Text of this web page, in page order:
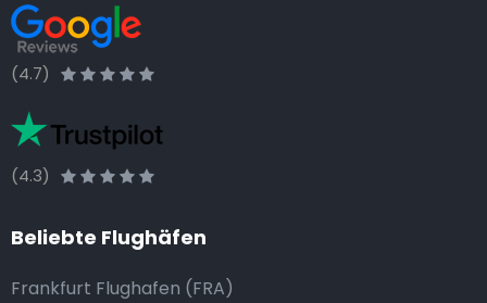
(4.7)
(4.3)
Beliebte Flughäfen
Frankfurt Flughafen (FRA)